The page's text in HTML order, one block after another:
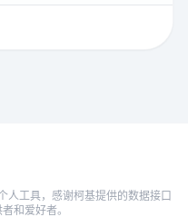
人工具，感谢柯基提供的数据接口
和爱好者。